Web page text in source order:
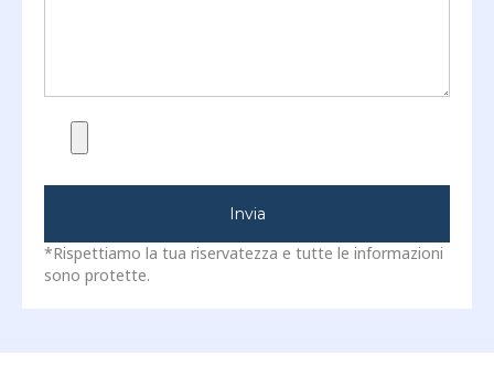
Invia
*Rispettiamo la tua riservatezza e tutte le informazioni
sono protette.